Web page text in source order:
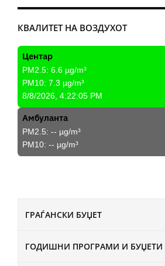
ГРАЃАНСКИ БУЏЕТ
ГОДИШНИ ПРОГРАМИ И БУЏЕТИ
КВАЛИТЕТ НА ВОЗДУХОТ
Центар
PM2.5: 6.6 µg/m³
PM10: 7.3 µg/m³
8/8/2026, 4:22:05 PM
Амбуланта
PM2.5: -- µg/m³
PM10: -- µg/m³